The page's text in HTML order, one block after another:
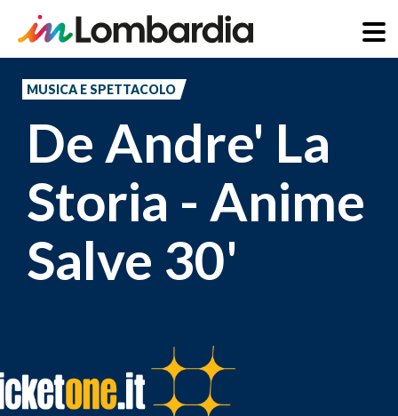
principale
MUSICA E SPETTACOLO
De Andre' La
Storia - Anime
Salve 30'